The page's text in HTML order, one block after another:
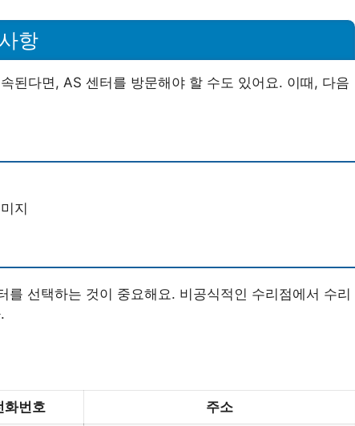
항
된다면, AS 센터를 방문해야 할 수도 있어요. 이때, 다음
지
선택하는 것이 중요해요. 비공식적인 수리점에서 수리
화번호 주소